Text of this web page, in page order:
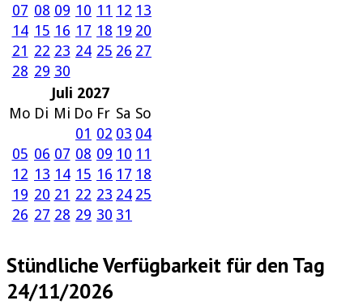
07 08 09 10 11 12 13
14 15 16 17 18 19 20
21 22 23 24 25 26 27
28 29 30
Juli 2027
Mo Di Mi Do Fr Sa So
01 02 03 04
05 06 07 08 09 10 11
12 13 14 15 16 17 18
19 20 21 22 23 24 25
26 27 28 29 30 31
Stündliche Verfügbarkeit für den Tag
24/11/2026